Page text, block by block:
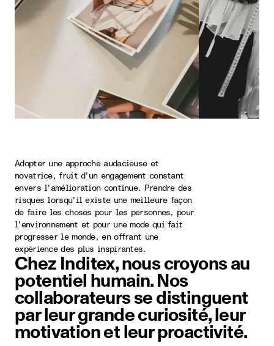
Adopter une approche audacieuse et
novatrice, fruit d'un engagement constant
envers l'amélioration continue. Prendre des
risques lorsqu'il existe une meilleure façon
de faire les choses pour les personnes, pour
l'environnement et pour une mode qui fait
progresser le monde, en offrant une
expérience des plus inspirantes.
Chez Inditex, nous croyons au
potentiel humain. Nos
collaborateurs se distinguent
par leur grande curiosité, leur
motivation et leur proactivité.